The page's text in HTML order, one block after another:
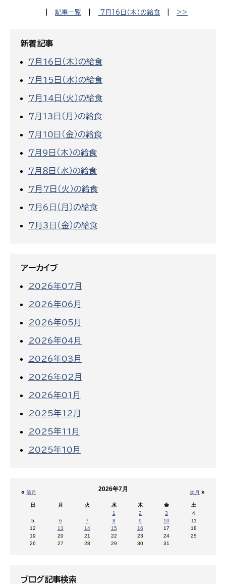
記事一覧 7月16日（木）の給食 >>
新着記事
7月16日（木）の給食
7月15日（水）の給食
7月14日（火）の給食
７月13日（月）の給食
７月10日（金）の給食
７月9日（木）の給食
７月８日（水）の給食
7月7日（火）の給食
7月6日（月）の給食
7月3日（金）の給食
アーカイブ
2026年07月
2026年06月
2026年05月
2026年04月
2026年03月
2026年02月
2026年01月
2025年12月
2025年11月
2025年10月
« 前月 次月 »
2026年7月
日 月 火 水 木 金
土
1
2 3
4
5
6 7 8 9 10
11
12
13 14 15 16 17
18
19
20 21 22 23 24
25
26
27 28 29 30 31
ブログ記事検索